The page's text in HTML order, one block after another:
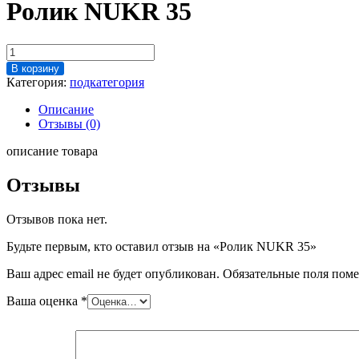
Ролик NUKR 35
Количество
товара
Ролик
В корзину
Категория: подкатегория
Описание
Отзывы (0)
описание товара
Отзывы
Отзывов пока нет.
Будьте первым, кто оставил отзыв на «Ролик NUKR 35»
Ваш адрес email не будет опубликован. Обязательные поля
Ваша оценка *